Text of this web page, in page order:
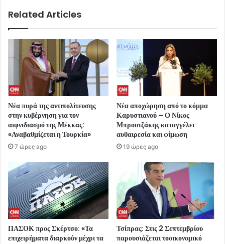
Related Articles
Νέα πυρά της αντιπολίτευσης
στην κυβέρνηση για τον
αιφνιδιασμό της Μέκκας:
«Αναβαθμίζεται η Τουρκία»
7 ώρες ago
Νέα αποχώρηση από το κόμμα
Καρυστιανού – Ο Νίκος
Μπρουτζάκης καταγγέλει
αυθαιρεσία και φίμωση
19 ώρες ago
ΠΑΣΟΚ προς Σκέρτσο: «Τα
επιχειρήματα διαρκούν μέχρι τα
Τσίπρας: Στις 2 Σεπτεμβρίου
παρουσιάζεται τοοικονομικό